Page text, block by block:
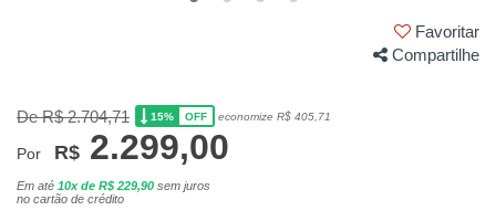
Favoritar
Compartilhe
De R$ 2.704,71 15% OFF economize R$ 405,71
Por R$ 2.299,00
Em até 10x de R$ 229,90 sem juros
no cartão de crédito